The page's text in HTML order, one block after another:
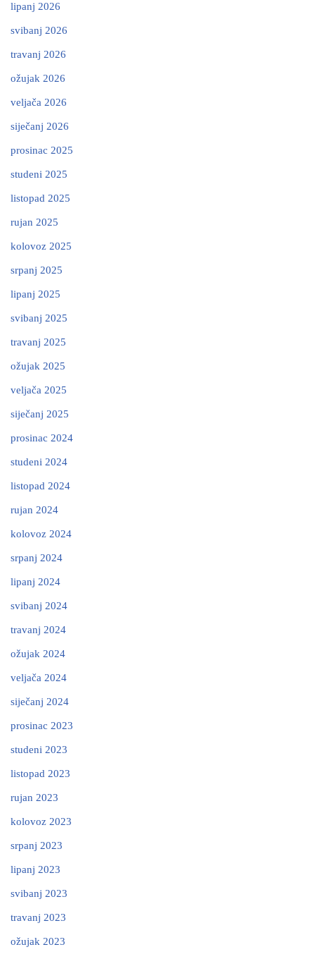
lipanj 2026
svibanj 2026
travanj 2026
ožujak 2026
veljača 2026
siječanj 2026
prosinac 2025
studeni 2025
listopad 2025
rujan 2025
kolovoz 2025
srpanj 2025
lipanj 2025
svibanj 2025
travanj 2025
ožujak 2025
veljača 2025
siječanj 2025
prosinac 2024
studeni 2024
listopad 2024
rujan 2024
kolovoz 2024
srpanj 2024
lipanj 2024
svibanj 2024
travanj 2024
ožujak 2024
veljača 2024
siječanj 2024
prosinac 2023
studeni 2023
listopad 2023
rujan 2023
kolovoz 2023
srpanj 2023
lipanj 2023
svibanj 2023
travanj 2023
ožujak 2023